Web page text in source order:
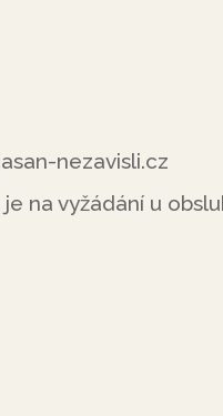
nezavisli.cz
na vyžádání u